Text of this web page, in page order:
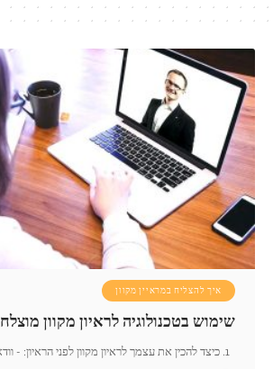
איך להצליח במראיין מקוון
שימוש בטכנולוגיה לראיון מקוון מוצלח